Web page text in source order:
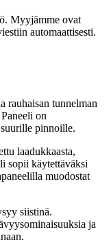
Myyjämme ovat
automaattisesti.
rauhaisan tunnelman
on
pinnoille.
laadukkaasta,
sopii käytettäväksi
muodostat
siistinä.
ja